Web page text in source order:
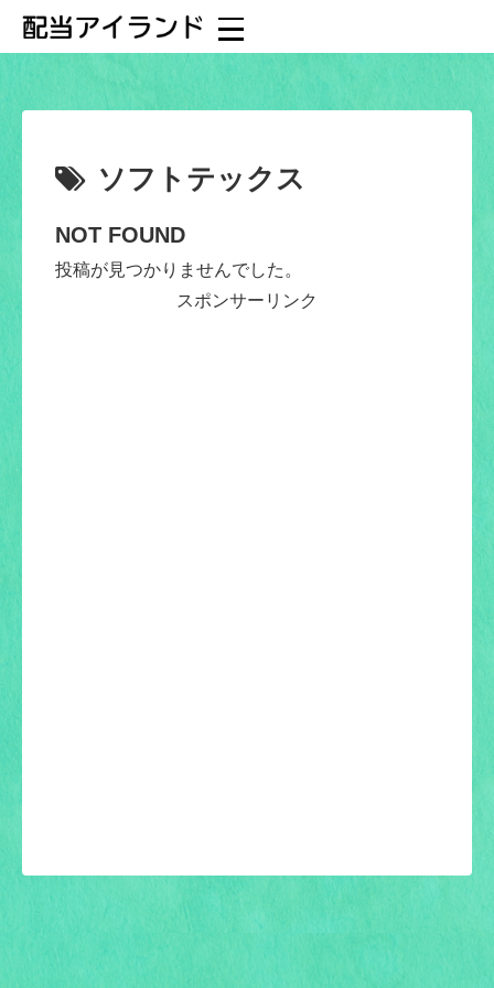
ソフトテックス
NOT FOUND
投稿が見つかりませんでした。
スポンサーリンク